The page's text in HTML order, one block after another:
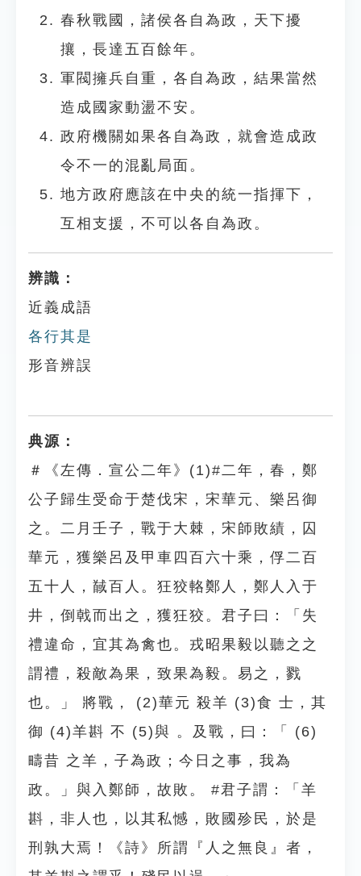
春秋戰國，諸侯各自為政，天下擾
攘，長達五百餘年。
軍閥擁兵自重，各自為政，結果當然
造成國家動盪不安。
政府機關如果各自為政，就會造成政
令不一的混亂局面。
地方政府應該在中央的統一指揮下，
互相支援，不可以各自為政。
辨識：
近義成語
各行其是
形音辨誤
典源：
＃《左傳．宣公二年》(1)#二年，春，鄭
公子歸生受命于楚伐宋，宋華元、樂呂御
之。二月壬子，戰于大棘，宋師敗績，囚
華元，獲樂呂及甲車四百六十乘，俘二百
五十人，馘百人。狂狡輅鄭人，鄭人入于
井，倒戟而出之，獲狂狡。君子曰：「失
禮違命，宜其為禽也。戎昭果毅以聽之之
謂禮，殺敵為果，致果為毅。易之，戮
也。」 將戰， (2)華元 殺羊 (3)食 士，其
御 (4)羊斟 不 (5)與 。及戰，曰：「 (6)
疇昔 之羊，子為政；今日之事，我為
政。」與入鄭師，故敗。 #君子謂：「羊
斟，非人也，以其私憾，敗國殄民，於是
刑孰大焉！《詩》所謂『人之無良』者，